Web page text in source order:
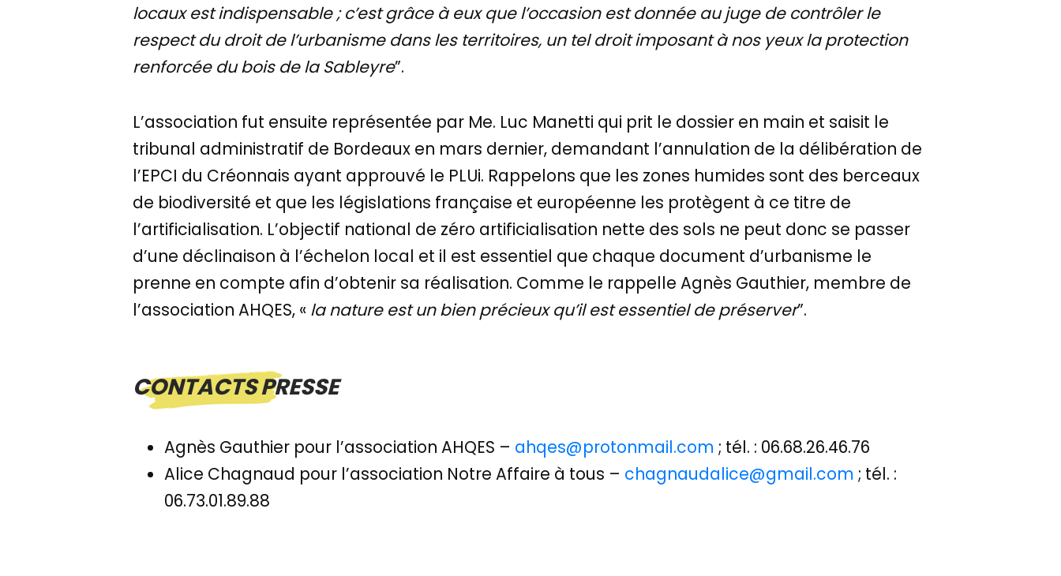
locaux est indispensable ; c’est grâce à eux que l’occasion est donnée au juge de contrôler le
respect du droit de l’urbanisme dans les territoires, un tel droit imposant à nos yeux la protection
renforcée du bois de la Sableyre”.
L’association fut ensuite représentée par Me. Luc Manetti qui prit le dossier en main et saisit le
tribunal administratif de Bordeaux en mars dernier, demandant l’annulation de la délibération de
l’EPCI du Créonnais ayant approuvé le PLUi. Rappelons que les zones humides sont des berceaux
de biodiversité et que les législations française et européenne les protègent à ce titre de
l’artificialisation. L’objectif national de zéro artificialisation nette des sols ne peut donc se passer
d’une déclinaison à l’échelon local et il est essentiel que chaque document d’urbanisme le
prenne en compte afin d’obtenir sa réalisation. Comme le rappelle Agnès Gauthier, membre de
l’association AHQES, « la nature est un bien précieux qu’il est essentiel de préserver”.
CONTACTS PRESSE
Agnès Gauthier pour l’association AHQES – ahqes@protonmail.com ; tél. : 06.68.26.46.76
Alice Chagnaud pour l’association Notre Affaire à tous – chagnaudalice@gmail.com ; tél. :
06.73.01.89.88